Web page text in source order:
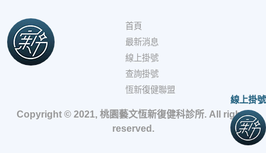
首頁
最新消息
線上掛號
查詢掛號
恆新復健聯盟
Copyright © 2021, 桃園藝文恆新復健科診所. All rights
reserved.
線上掛號